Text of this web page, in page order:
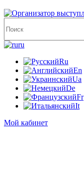
ru
Ru
En
Ua
De
Fr
It
Мой кабинет